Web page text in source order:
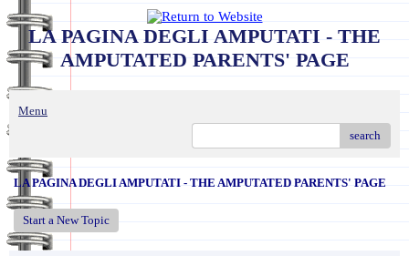
LA PAGINA DEGLI AMPUTATI - THE
AMPUTATED PARENTS' PAGE
Menu
search
LA PAGINA DEGLI AMPUTATI - THE AMPUTATED PARENTS' PAGE
Start a New Topic